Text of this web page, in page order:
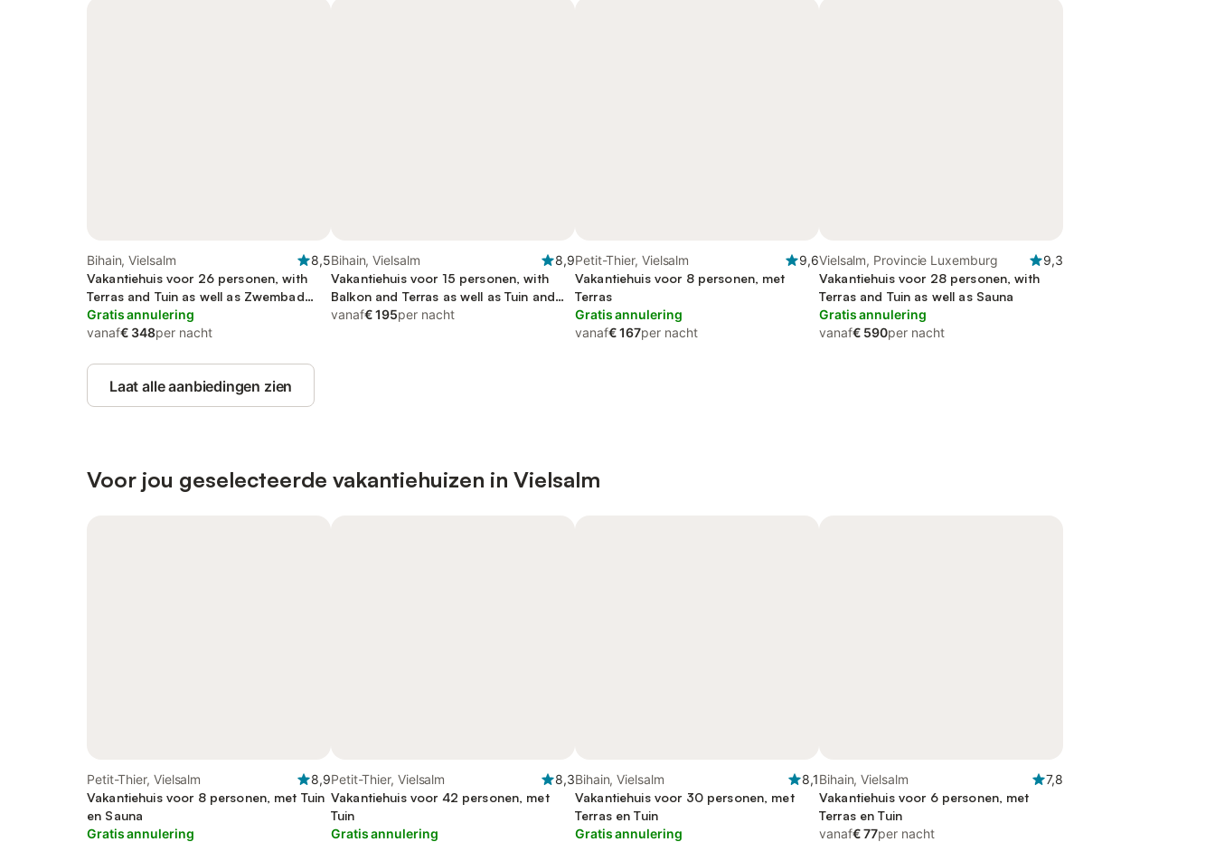
Bihain, Vielsalm
8,5
Vakantiehuis voor 26 personen, with
Terras and Tuin as well as Zwembad
and Sauna
Gratis annulering
vanaf€ 348per nacht
Bihain, Vielsalm
8,9
Vakantiehuis voor 15 personen, with
Balkon and Terras as well as Tuin and
Sauna
vanaf€ 195per nacht
Petit-Thier, Vielsalm
9,6
Vakantiehuis voor 8 personen, met
Terras
Gratis annulering
vanaf€ 167per nacht
Vielsalm, Provincie Luxemburg
9,3
Vakantiehuis voor 28 personen, with
Terras and Tuin as well as Sauna
Gratis annulering
vanaf€ 590per nacht
Laat alle aanbiedingen zien
Voor jou geselecteerde vakantiehuizen in Vielsalm
Petit-Thier, Vielsalm
8,9
Vakantiehuis voor 8 personen, met Tuin
en Sauna
Gratis annulering
Petit-Thier, Vielsalm
8,3
Vakantiehuis voor 42 personen, met
Tuin
Gratis annulering
Bihain, Vielsalm
8,1
Vakantiehuis voor 30 personen, met
Terras en Tuin
Gratis annulering
Bihain, Vielsalm
7,8
Vakantiehuis voor 6 personen, met
Terras en Tuin
vanaf€ 77per nacht